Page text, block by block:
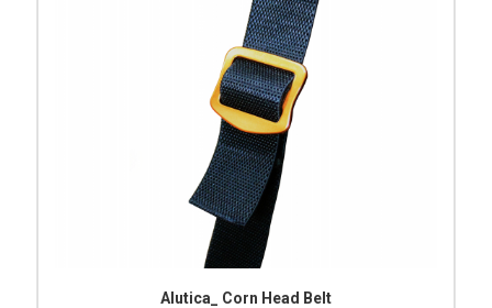
Alutica_ Corn Head Belt